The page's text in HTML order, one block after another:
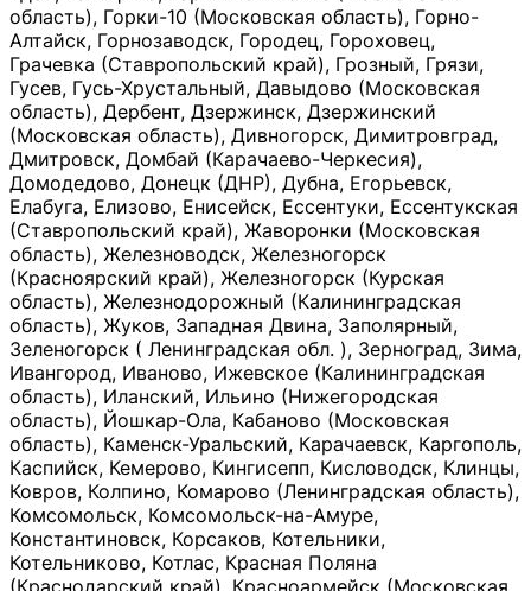
область), Горки-10 (Московская область), Горно-
Алтайск, Горнозаводск, Городец, Гороховец,
Грачевка (Ставропольский край), Грозный, Грязи,
Гусев, Гусь-Хрустальный, Давыдово (Московская
область), Дербент, Дзержинск, Дзержинский
(Московская область), Дивногорск, Димитровград,
Дмитровск, Домбай (Карачаево-Черкесия),
Домодедово, Донецк (ДНР), Дубна, Егорьевск,
Елабуга, Елизово, Енисейск, Ессентуки, Ессентукская
(Ставропольский край), Жаворонки (Московская
область), Железноводск, Железногорск
(Красноярский край), Железногорск (Курская
область), Железнодорожный (Калининградская
область), Жуков, Западная Двина, Заполярный,
Зеленогорск ( Ленинградская обл. ), Зерноград, Зима,
Ивангород, Иваново, Ижевское (Калининградская
область), Иланский, Ильино (Нижегородская
область), Йошкар-Ола, Кабаново (Московская
область), Каменск-Уральский, Карачаевск, Каргополь,
Каспийск, Кемерово, Кингисепп, Кисловодск, Клинцы,
Ковров, Колпино, Комарово (Ленинградская область),
Комсомольск, Комсомольск-на-Амуре,
Константиновск, Корсаков, Котельники,
Котельниково, Котлас, Красная Поляна
(Краснодарский край), Красноармейск (Московская